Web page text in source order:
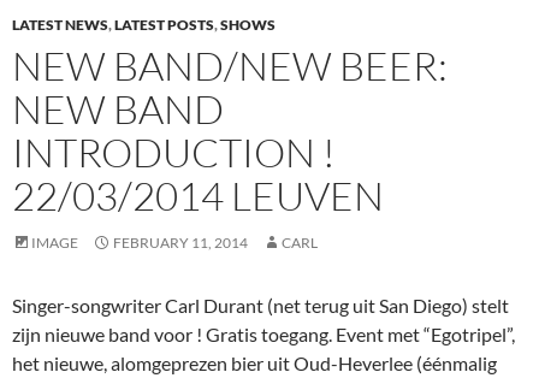
LATEST NEWS,LATEST POSTS,SHOWS
NEW BAND/NEW BEER:
NEW BAND
INTRODUCTION !
22/03/2014 LEUVEN
IMAGE FEBRUARY 11, 2014 CARL
Singer-songwriter Carl Durant (net terug uit San Diego) stelt
zijn nieuwe band voor ! Gratis toegang. Event met “Egotripel”,
het nieuwe, alomgeprezen bier uit Oud-Heverlee (éénmalig